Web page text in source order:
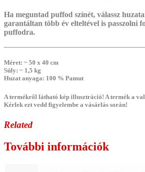
Ha meguntad puffod színét, válassz
garantáltan több év elteltével is passzolni
puffodra.
Méret: ~ 50 x 40 cm
Súly: ~ 1,5 kg
Huzat anyaga: 100 % Pamut
A termékről látható kép illusztráció! A termék a
Kérlek ezt vedd figyelembe a vásárlás során!
Related
További információk